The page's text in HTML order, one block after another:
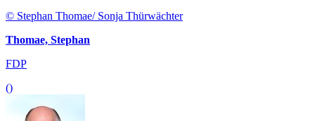
© Stephan Thomae/ Sonja Thürwächter
Thomae, Stephan
FDP
()